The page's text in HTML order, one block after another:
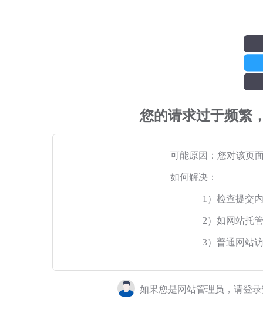
您的请求过于频繁
可能原因：您对该页
如何解决：
1）检查提交
2）如网站托
3）普通网站
如果您是网站管理员，请登